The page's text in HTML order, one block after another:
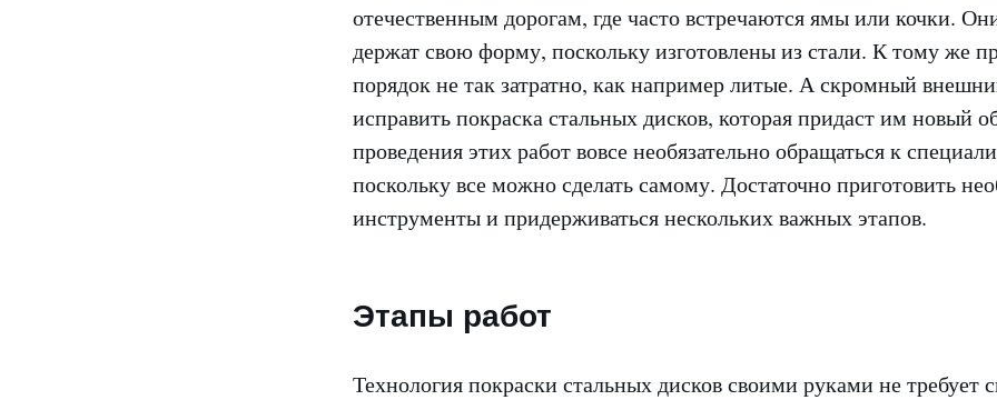
отечественным дорогам, где часто встречаются ямы или кочки.
держат свою форму, поскольку изготовлены из стали. К тому же
порядок не так затратно, как например литые. А скромный
исправить покраска стальных дисков, которая придаст им новый
проведения этих работ вовсе необязательно обращаться к
поскольку все можно сделать самому. Достаточно приготовить
инструменты и придерживаться нескольких важных этапов.
Этапы работ
Технология покраски стальных дисков своими руками не требует